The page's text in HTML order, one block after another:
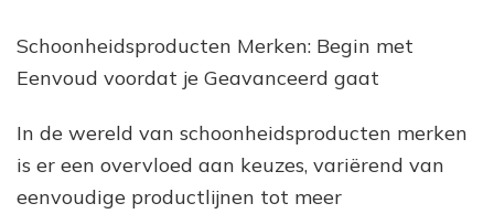
Schoonheidsproducten Merken: Begin met
Eenvoud voordat je Geavanceerd gaat
In de wereld van schoonheidsproducten merken
is er een overvloed aan keuzes, variërend van
eenvoudige productlijnen tot meer